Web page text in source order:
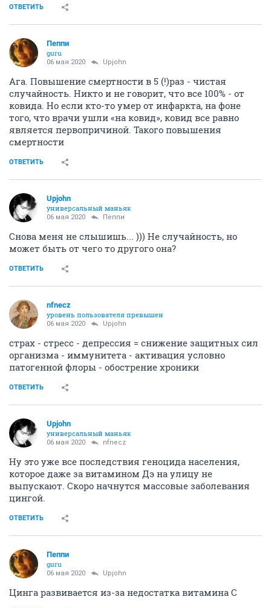
ОТВЕТИТЬ
Пeппи
guru
06 мая 2020 Upjohn
Ага. Повышение смертности в 5 (!)раз - чистая
случайность. Никто и не говорит, что все 100% - от
ковида. Но если кто-то умер от инфаркта, на фоне
того, что врачи ушли «на ковид», ковид все равно
является первопричиной. Такого повышения
смертности
ОТВЕТИТЬ
Upjohn
универсальный маньяк
06 мая 2020 Пeппи
Снова меня не слышишь... ))) Не случайность, но
может быть от чего то другого она?
ОТВЕТИТЬ
nfnecz
уровень пользователя превышен
06 мая 2020 Upjohn
страх - стресс - депрессия = снижение защитных сил
организма - иммунитета - активация условно
патогенной флоры - обострение хроники
ОТВЕТИТЬ
Upjohn
универсальный маньяк
06 мая 2020 nfnecz
Ну это уже все последствия геноцида населения,
которое даже за витамином Дэ на улицу не
выпускают. Скоро начнутся массовые заболевания
цингой.
ОТВЕТИТЬ
Пeппи
guru
06 мая 2020 Upjohn
Цинга развивается из-за недостатка витамина С